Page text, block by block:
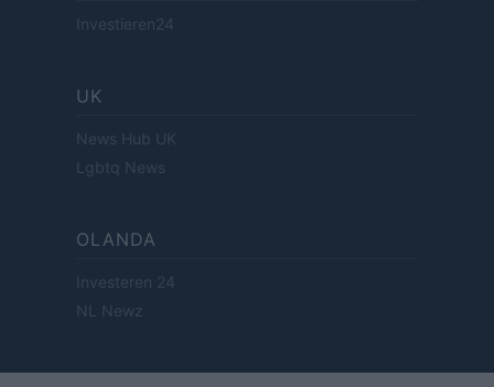
Investieren24
UK
News Hub UK
Lgbtq News
OLANDA
Investeren 24
NL Newz